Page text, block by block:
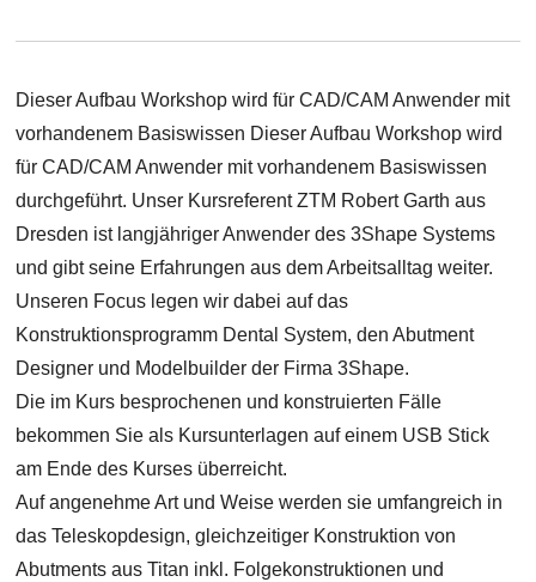
Dieser Aufbau Workshop wird für CAD/CAM Anwender mit
vorhandenem Basiswissen Dieser Aufbau Workshop wird
für CAD/CAM Anwender mit vorhandenem Basiswissen
durchgeführt. Unser Kursreferent ZTM Robert Garth aus
Dresden ist langjähriger Anwender des 3Shape Systems
und gibt seine Erfahrungen aus dem Arbeitsalltag weiter.
Unseren Focus legen wir dabei auf das
Konstruktionsprogramm Dental System, den Abutment
Designer und Modelbuilder der Firma 3Shape.
Die im Kurs besprochenen und konstruierten Fälle
bekommen Sie als Kursunterlagen auf einem USB Stick
am Ende des Kurses überreicht.
Auf angenehme Art und Weise werden sie umfangreich in
das Teleskopdesign, gleichzeitiger Konstruktion von
Abutments aus Titan inkl. Folgekonstruktionen und